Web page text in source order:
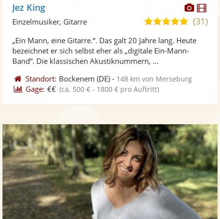
Fotos
Jez King
5,0
5
(31)
Einzelmusiker, Gitarre
„Ein Mann, eine Gitarre.“. Das galt 20 Jahre lang. Heute
bezeichnet er sich selbst eher als „digitale Ein-Mann-
Band“. Die klassischen Akustiknummern, ...
Standort: Bockenem (DE) - 148 km von Merseburg
Gage: €€ (ca. 500 € - 1800 € pro Auftritt)